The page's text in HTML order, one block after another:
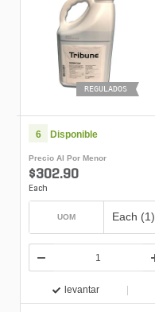
REGULADOS
6 Disponible
Precio Al Por Menor
$302.90
Each
UOM Each (1)
levantar